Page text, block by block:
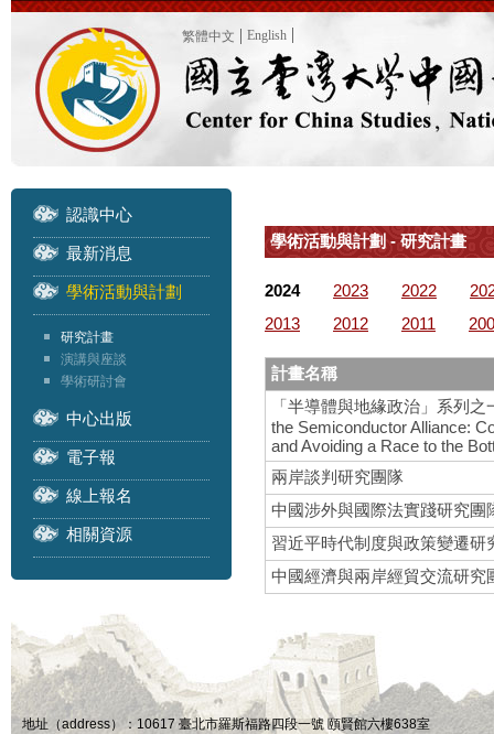
繁體中文 English
認識中心
最新消息
學術活動與計劃
研究計畫
演講與座談
學術研討會
中心出版
電子報
線上報名
相關資源
學術活動與計劃 - 研究計畫
2024 2023 2022
2013
2012 2011
計畫名稱
「半導體與地緣政治」系列
the Semiconductor Alliance:
and Avoiding a Race to the
兩岸談判研究團隊
中國涉外與國際法實踐研究團
習近平時代制度與政策變遷研
中國經濟與兩岸經貿交流研究
地址（address）：10617 臺北市羅斯福路四段一號 頤賢館六樓638室